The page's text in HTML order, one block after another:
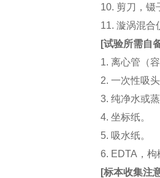
10. 剪刀，镊
11. 漩涡混
[试验所需自
1. 离心管（
2. 一次性吸
3. 纯净水或
4. 坐标纸。
5. 吸水纸。
6. EDTA，
[标本收集注